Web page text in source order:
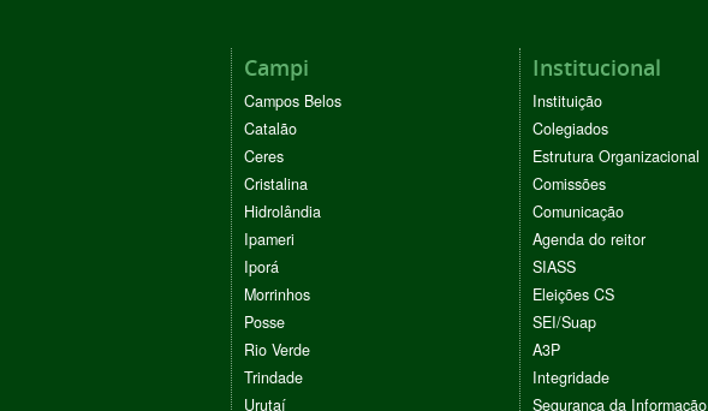
Campi
Campos Belos
Catalão
Ceres
Cristalina
Hidrolândia
Ipameri
Iporá
Morrinhos
Posse
Rio Verde
Trindade
Urutaí
Institucional
Instituição
Colegiados
Estrutura Organizacional
Comissões
Comunicação
Agenda do reitor
SIASS
Eleições CS
SEI/Suap
A3P
Integridade
Segurança da Informação